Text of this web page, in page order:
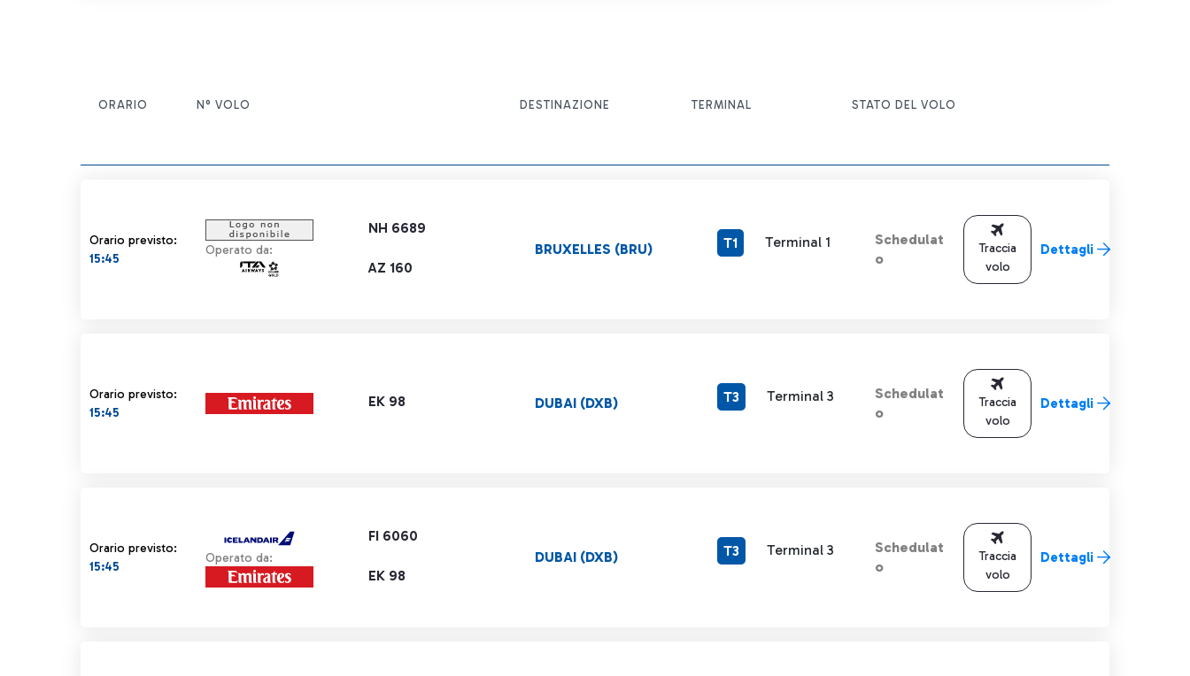
ORARIO N° VOLO DESTINAZIONE TERMINAL STATO DEL VOLO
Orario previsto:
15:45
NH 6689
Operato da:
AZ 160
BRUXELLES (BRU) T1 Terminal 1
Schedulat
o
Traccia
volo
Dettagli
Orario previsto:
15:45
EK 98 DUBAI (DXB) T3 Terminal 3
Schedulat
o
Traccia
volo
Dettagli
Orario previsto:
15:45
FI 6060
Operato da:
EK 98
DUBAI (DXB) T3 Terminal 3
Schedulat
o
Traccia
volo
Dettagli